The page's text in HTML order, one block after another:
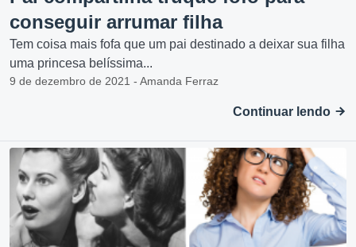
conseguir arrumar filha
Tem coisa mais fofa que um pai destinado a deixar sua filha
uma princesa belíssima...
9 de dezembro de 2021 - Amanda Ferraz
Continuar lendo